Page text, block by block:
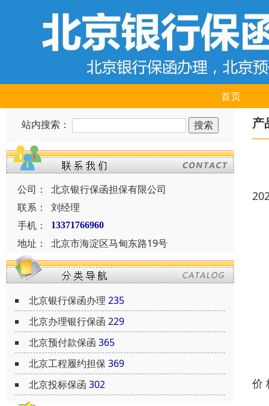
首页
站内搜索：
公司：
北京银行保函担保有限公司
联系：
刘经理
手机：
13371766960
地址： 北京市海淀区马甸东路19号
北京银行保函办理 235
北京办理银行保函 229
北京预付款保函 365
北京工程履约担保 369
北京投标保函 302
产
价